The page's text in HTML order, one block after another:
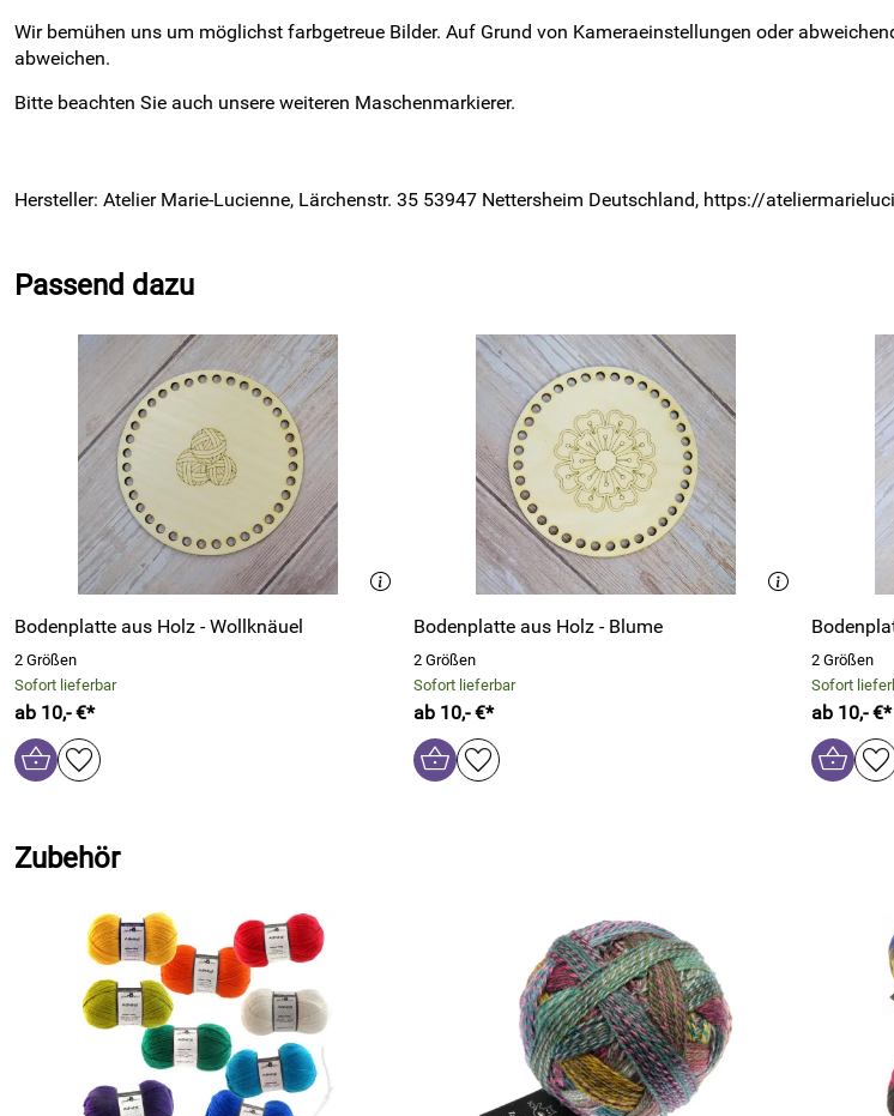
Wir bemühen uns um möglichst farbgetreue Bilder. Auf Grund von Kameraeinstellungen oder
abweichen.
Bitte beachten Sie auch unsere weiteren Maschenmarkierer.
Hersteller: Atelier Marie-Lucienne, Lärchenstr. 35 53947 Nettersheim Deutschland, https://
Passend dazu
Bodenplatte aus Holz - Wollknäuel
2 Größen
Sofort lieferbar
ab 10,- €*
Bodenplatte aus Holz - Blume
2 Größen
Sofort lieferbar
ab 10,- €*
2 Größen
Sofort
ab 10,- €*
Zubehör